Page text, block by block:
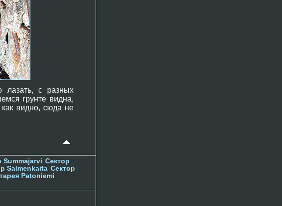
лазать, с разных
грунте видна,
как видно, сюда не
Summajarvi Сектор
Salmenkaita Сектор
Patoniemi